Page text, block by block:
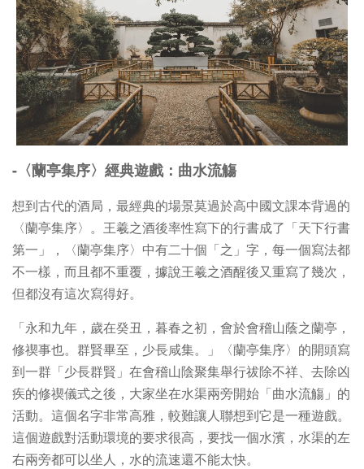
-〈蘭亭集序〉經典遊戲：曲水流觴
想到古代的酒局，最經典的場景莫過於高中國文課本背過的
〈蘭亭集序〉。王羲之酒後率性寫下的行書成了「天下行書
第一」，〈蘭亭集序〉中有二十個「之」字，每一個寫法都
不一樣，而且都不重覆，據說王羲之酒醒後又重寫了幾次，
但都沒有這次寫得好。
「永和九年，歲在癸丑，暮春之初，會於會稽山蔭之蘭亭，
修禊事也。群賢畢至，少長咸集。」〈蘭亭集序〉的開頭寫
到一群「少長群賢」在會稽山陰聚集舉行祓除不祥、去除凶
疾的修禊儀式之後，大家坐在水渠兩旁開始「曲水流觴」的
活動。這個名字非常高雅，較難讓人聯想到它是一種遊戲。
這個遊戲對活動環境的要求很高，要找一個水濱，水渠的左
右兩旁都可以坐人，水的流速還不能太快。